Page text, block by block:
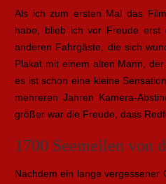
Als ich zum ersten Mal das
habe, blieb ich vor Freude erst
anderen Fahrgäste, die sich
Plakat mit einem alten Mann,
es ist schon eine kleine
mehreren Jahren Kamera-
größer war die Freude, dass
1700 Seemeilen von
Nachdem ein lange vergessener